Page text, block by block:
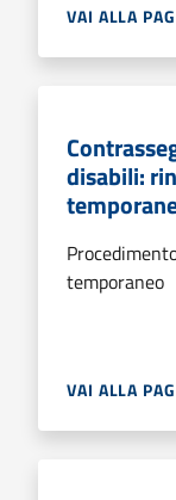
VAI ALLA
disabili:
temporaneo
VAI ALLA